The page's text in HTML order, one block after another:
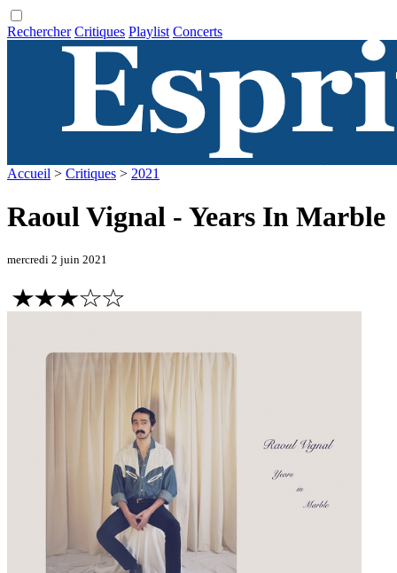
Rechercher Critiques Playlist Concerts
Accueil > Critiques > 2021
Raoul Vignal - Years In Marble
mercredi 2 juin 2021